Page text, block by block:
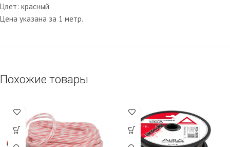
Цвет: красный
Цена указана за 1 метр.
Похожие товары